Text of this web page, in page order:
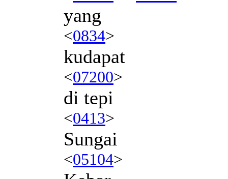
yang
<0834>
kudapat
<07200>
di tepi
<0413>
Sungai
<05104>